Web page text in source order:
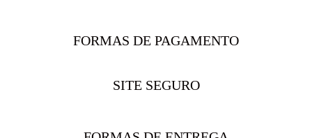
FORMAS DE PAGAMENTO
SITE SEGURO